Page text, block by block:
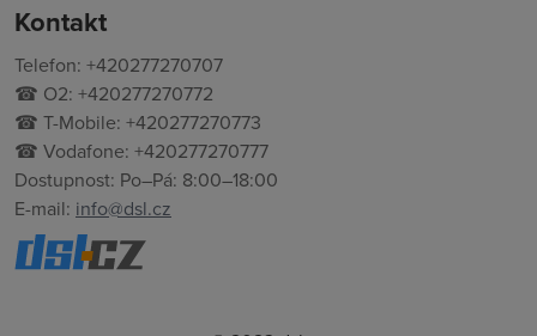
Kontakt
Telefon: +420277270707
☎ O2: +420277270772
☎ T-Mobile: +420277270773
☎ Vodafone: +420277270777
Dostupnost: Po–Pá: 8:00–18:00
E-mail: info@dsl.cz